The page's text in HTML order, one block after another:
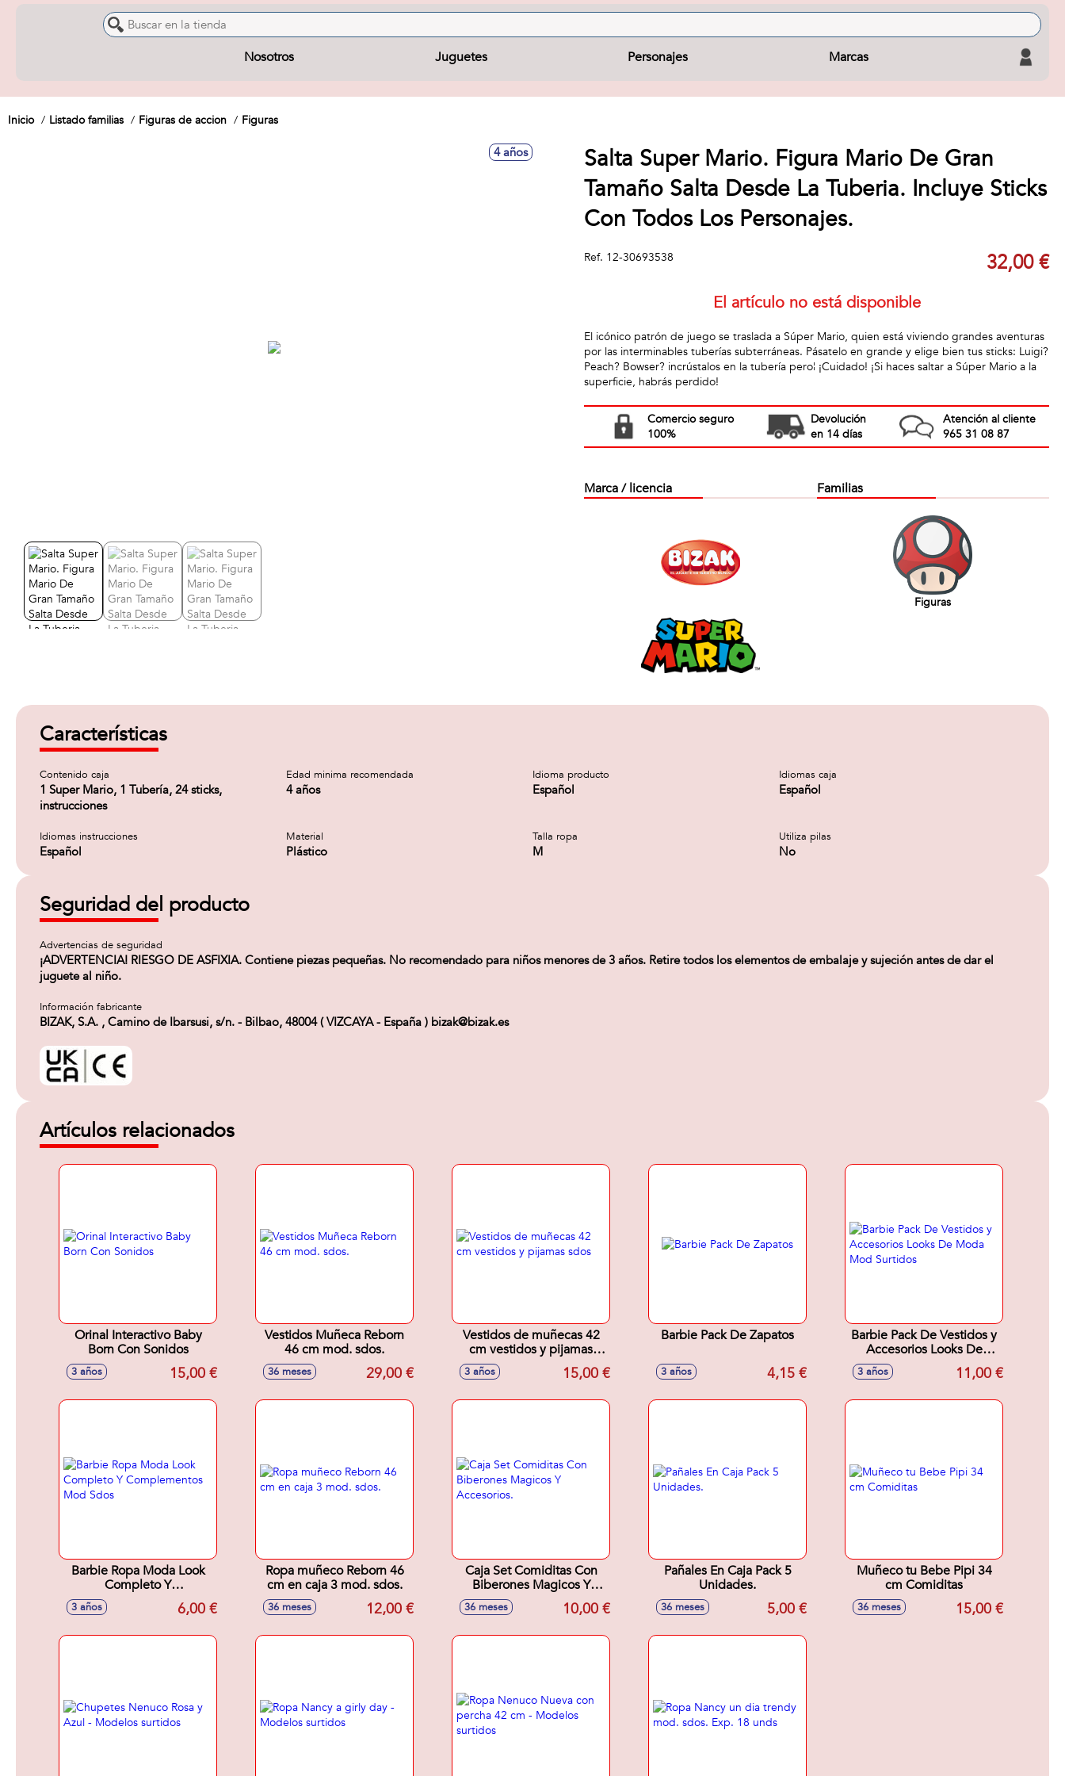
Nosotros Juguetes Personajes Marcas
Inicio Listado familias Figuras de accion Figuras
4 años
Salta Super Mario. Figura Mario De Gran
Tamaño Salta Desde La Tuberia. Incluye Sticks
Con Todos Los Personajes.
Ref. 12-30693538 32,00 €
El artículo no está disponible
El icónico patrón de juego se traslada a Súper Mario, quien está viviendo grandes aventuras
por las interminables tuberías subterráneas. Pásatelo en grande y elige bien tus sticks: Luigi?
Peach? Bowser? incrústalos en la tubería pero¦ ¡Cuidado! ¡Si haces saltar a Súper Mario a la
superficie, habrás perdido!
Comercio seguro
100%
Devolución
en 14 días
Atención al cliente
965 31 08 87
Marca / licencia Familias
Figuras
Características
Contenido caja
1 Super Mario, 1 Tubería, 24 sticks,
instrucciones
Edad minima recomendada
4 años
Idioma producto
Español
Idiomas caja
Español
Idiomas instrucciones
Español
Material
Plástico
Talla ropa
M
Utiliza pilas
No
Seguridad del producto
Advertencias de seguridad
¡ADVERTENCIA! RIESGO DE ASFIXIA. Contiene piezas pequeñas. No recomendado para niños menores de 3 años. Retire todos los elementos de embalaje y sujeción antes de dar el
juguete al niño.
Información fabricante
BIZAK, S.A. , Camino de Ibarsusi, s/n. - Bilbao, 48004 ( VIZCAYA - España ) bizak@bizak.es
Artículos relacionados
Orinal Interactivo Baby
Born Con Sonidos
3 años 15,00 €
Vestidos Muñeca Reborn
46 cm mod. sdos.
36 meses 29,00 €
Vestidos de muñecas 42
cm vestidos y pijamas
3 años 15,00 €
Barbie Pack De Zapatos
3 años 4,15 €
Barbie Pack De Vestidos y
Accesorios Looks De
Moda Mod Surtidos
3 años 11,00 €
Barbie Ropa Moda Look
Completo Y
Complementos Mod Sdos
3 años 6,00 €
Ropa muñeco Reborn 46
cm en caja 3 mod. sdos.
36 meses 12,00 €
Caja Set Comiditas Con
Biberones Magicos Y
Accesorios.
36 meses 10,00 €
Pañales En Caja Pack 5
Unidades.
36 meses 5,00 €
Muñeco tu Bebe Pipi 34
cm Comiditas
36 meses 15,00 €